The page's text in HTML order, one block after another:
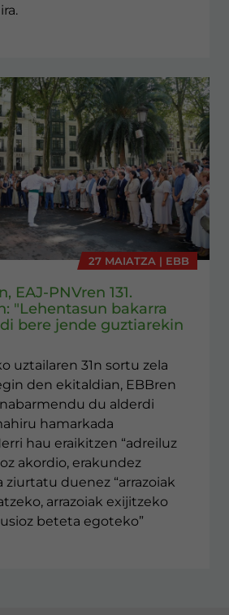
27 MAIATZA | EBB
EAJ-PNVren 131.
"Lehentasun bakarra
bere jende guztiarekin
uztailaren 31n sortu zela
den ekitaldian, EBBren
du alderdi
hamarkada
hau eraikitzen “adreiluz
akordio, erakundez
ziurtatu duenez “arrazoiak
arrazoiak exijitzeko
beteta egoteko”